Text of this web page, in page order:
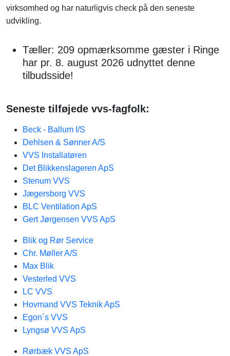
virksomhed og har naturligvis check på den seneste
udvikling.
Tæller: 209 opmærksomme gæster i Ringe
har pr. 8. august 2026 udnyttet denne
tilbudsside!
Seneste tilføjede vvs-fagfolk:
Beck - Ballum I/S
Dehlsen & Sønner A/S
VVS Installatøren
Det Blikkenslageren ApS
Stenum VVS
Jægersborg VVS
BLC Ventilation ApS
Gert Jørgensen VVS ApS
Blik og Rør Service
Chr. Møller A/S
Max Blik
Vesterled VVS
LC VVS
Hovmand VVS Teknik ApS
Egon´s VVS
Lyngsø VVS ApS
Rørbæk VVS ApS